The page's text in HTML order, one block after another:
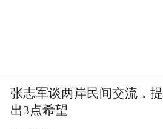
张志军谈两岸民间交流，提
出3点希望